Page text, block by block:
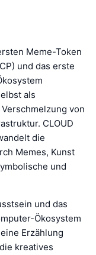
Meme-Token
und das erste
als
von
CLOUD
die
Memes, Kunst
und
und das
Ökosystem
Erzählung
kreatives